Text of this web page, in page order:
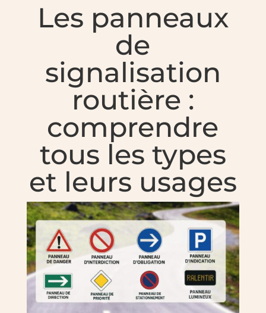
Les panneaux
de
signalisation
routière :
comprendre
tous les types
et leurs usages